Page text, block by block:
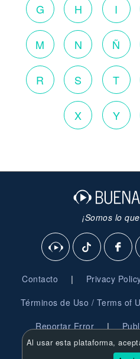
G H I
M N Ñ
R S T
X Y
¡Somos lo
Contacto | Privacy
Términos de Uso / Terms of
Reportar Error |
© 2026 BuenaMusica.com
Al usar esta plataforma,